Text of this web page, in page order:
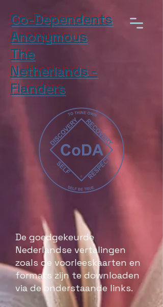
Co-Dependents
Anonymous
The
Netherlands -
Flanders
De goedgekeurde
Nederlandse vertalingen
zoals de voorleeskaarten en
formats zijn te downloaden
via de onderstaande links.